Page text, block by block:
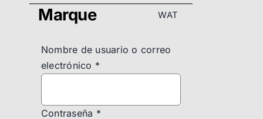
Marque WAT
Nombre de usuario o correo
electrónico *
Contraseña *